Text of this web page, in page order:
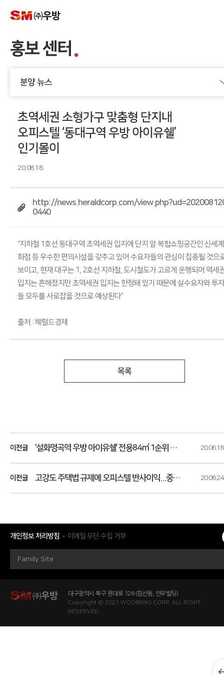
홍보 센터
분양 뉴스
초역세권 소형가구 맞춤형 단지내
오피스텔 ‘동대구역 우방 아이유쉘’
인기몰이
20.08.18
http://news.heraldcorp.com/
0440
“지하철 1호선 동대구역 초역세권 입지에 단지 앞 복합쇼핑공간인 신세
화점 등 우수한 편의시설을 갖추고 있어 수요자들의 관심이 집중될 것으
보이고, 현재 대구는 1, 2호선 지하철, 도시철도가 고르게 운행되어 역세
입지는 흔해졌지만 초역세권 입지는 한정돼 있기 때문에 실수요자와 투
들 모두를 사로잡을 것으로 예상된다”
출처 : 헤럴드경제
목록
이전글 ‘설화명곡역 우방 아이유쉘’ 전용84㎡ 1순위 청약마감 20.06.18
이전글 고강도 주택법 규제에 오피스텔 반사이익...중소형 오피스텔 대안으로 떠오르다! 20.08.24
개인정보 처리방침 이메일 무단 수집 거부
Family Site
대구광역시 북구 원대로 128 (침산동, 연우빌딩)
Copyright © 2021 WOOBANG CORP. ALL RIGHT
RESERVED.